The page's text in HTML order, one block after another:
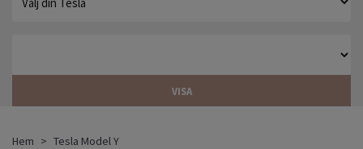
VISA
Hem
Tesla Model Y